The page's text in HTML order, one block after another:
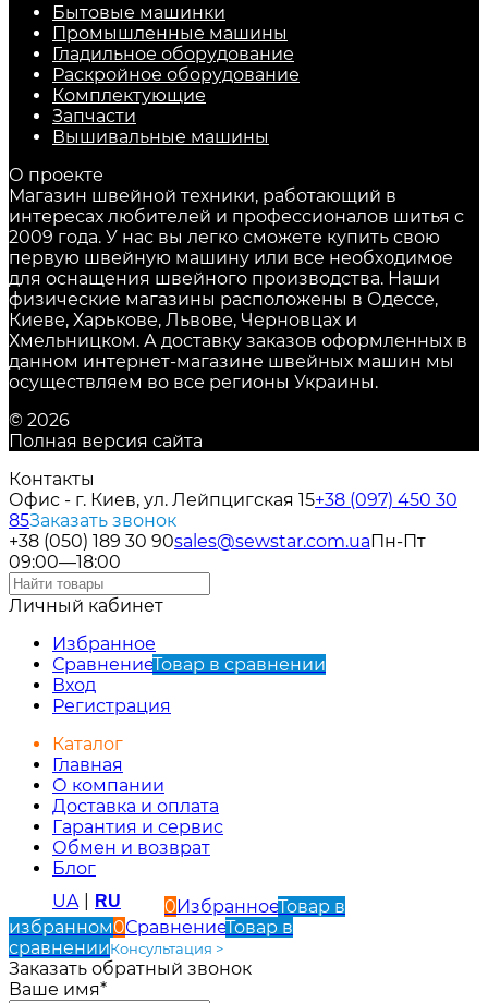
Бытовые машинки
Промышленные машины
Гладильное оборудование
Раскройное оборудование
Комплектующие
Запчасти
Вышивальные машины
О проекте
Магазин швейной техники, работающий в
интересах любителей и профессионалов шитья с
2009 года. У нас вы легко сможете купить свою
первую швейную машину или все необходимое
для оснащения швейного производства. Наши
физические магазины расположены в Одессе,
Киеве, Харькове, Львове, Черновцах и
Хмельницком. А доставку заказов оформленных в
данном интернет-магазине швейных машин мы
осуществляем во все регионы Украины.
© 2026
Полная версия сайта
Контакты
Офис - г. Киев, ул. Лейпцигская 15+38 (097) 450 30
85Заказать звонок
+38 (050) 189 30 90sales@sewstar.com.uaПн-Пт
09:00—18:00
Личный кабинет
Избранное
СравнениеТовар в сравнении
Вход
Регистрация
Каталог
Главная
О компании
Доставка и оплата
Гарантия и сервис
Обмен и возврат
Блог
UA
RU 0ИзбранноеТовар в
избранном0СравнениеТовар в
сравненииКонсультация >
Заказать обратный звонок
Ваше имя*